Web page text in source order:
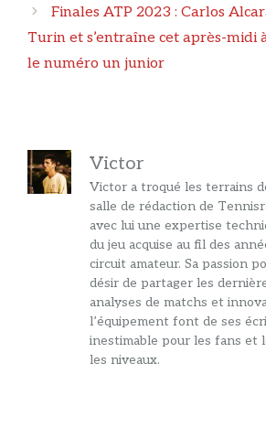
Finales ATP 2023 : Carlos
Turin et s’entraîne cet après-midi
le numéro un junior
Victor
Victor a troqué les terrains
salle de rédaction de
avec lui une expertise
du jeu acquise au fil des
circuit amateur. Sa passion
désir de partager les
analyses de matchs et
l’équipement font de ses
inestimable pour les fans et
les niveaux.